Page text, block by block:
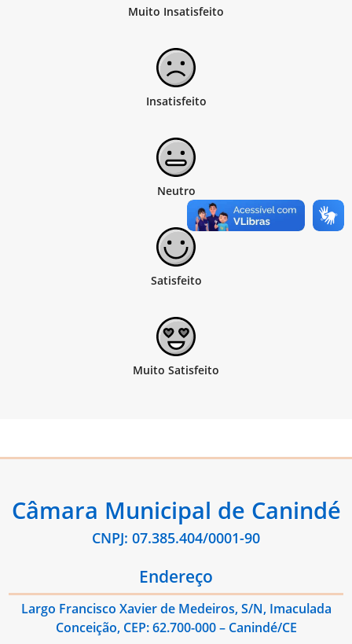
Câmara Municipal de Canindé
CNPJ: 07.385.404/0001-90
Endereço
Largo Francisco Xavier de Medeiros, S/N, Imaculada
Conceição, CEP: 62.700-000 – Canindé/CE